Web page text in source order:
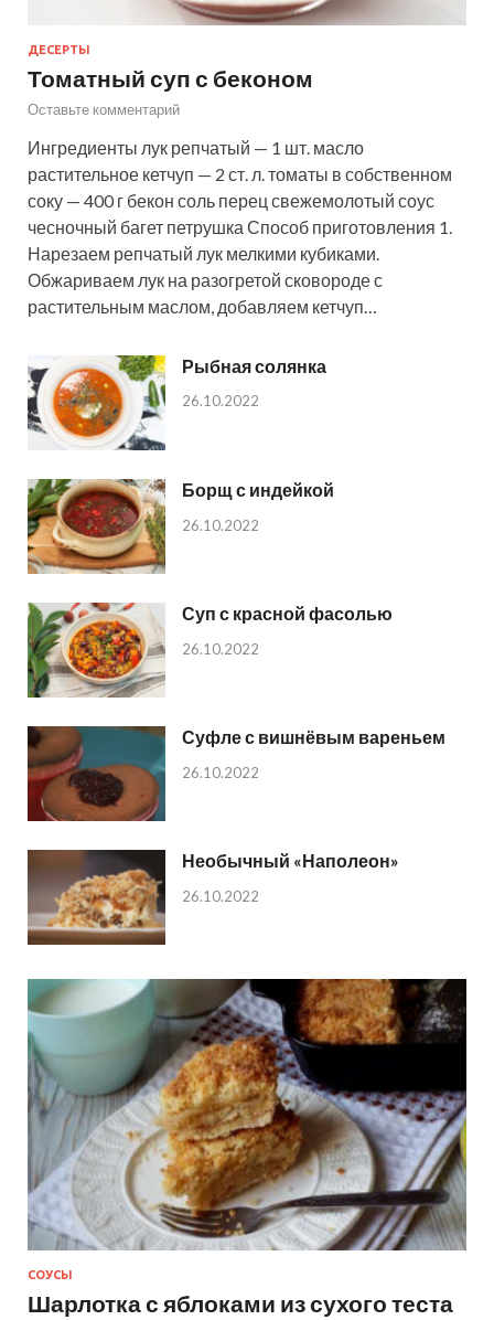
ДЕСЕРТЫ
Томатный суп с беконом
Оставьте комментарий
Ингредиенты лук репчатый — 1 шт. масло
растительное кетчуп — 2 ст. л. томаты в собственном
соку — 400 г бекон соль перец свежемолотый соус
чесночный багет петрушка Способ приготовления 1.
Нарезаем репчатый лук мелкими кубиками.
Обжариваем лук на разогретой сковороде с
растительным маслом, добавляем кетчуп…
Рыбная солянка
26.10.2022
Борщ с индейкой
26.10.2022
Суп с красной фасолью
26.10.2022
Суфле с вишнёвым вареньем
26.10.2022
Необычный «Наполеон»
26.10.2022
СОУСЫ
Шарлотка с яблоками из сухого теста